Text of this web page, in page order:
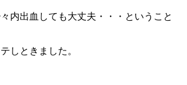
内出血しても大丈夫・・・ということ
しときました。